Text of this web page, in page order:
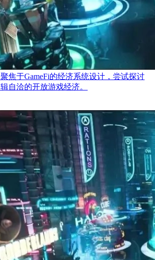
焦于GameFi的经济系统设计，尝试探讨
自洽的开放游戏经济。